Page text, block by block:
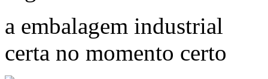
a embalagem industrial
certa no momento certo